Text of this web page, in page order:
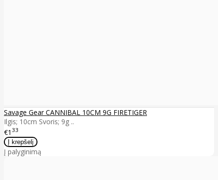
Savage Gear CANNIBAL 10CM 9G FIRETIGER
Ilgis; 10cm Svoris; 9g ..
€1 33
Į palyginimą